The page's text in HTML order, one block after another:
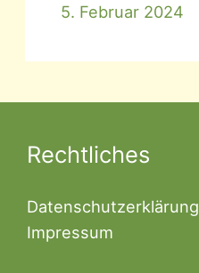
5. Februar 2024
Rechtliches
Datenschutzerklärung
Impressum